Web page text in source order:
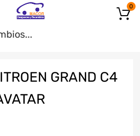
0
GRAND C4